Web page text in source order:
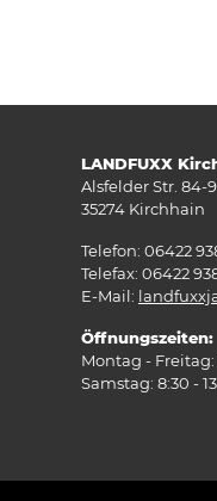
LANDFUXX
Alsfelder Str. 84-
35274 Kirchhain
Telefon: 06422
Telefax: 06422
E-Mail:
Öffnungszeiten:
Montag - Freitag:
Samstag: 8:30 -